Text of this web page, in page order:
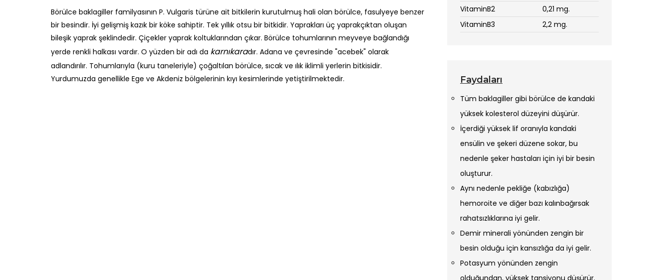
Börülce baklagiller familyasının P. Vulgaris türüne ait bitkilerin kurutulmuş hali olan börülce, fasulyeye benzer
bir besindir. İyi gelişmiş kazık bir köke sahiptir. Tek yıllık otsu bir bitkidir. Yaprakları üç yaprakçıktan oluşan
bileşik yaprak şeklindedir. Çiçekler yaprak koltuklarından çıkar. Börülce tohumlarının meyveye bağlandığı
yerde renkli halkası vardır. O yüzden bir adı da karnıkaradır. Adana ve çevresinde "acebek" olarak
adlandırılır. Tohumlarıyla (kuru taneleriyle) çoğaltılan börülce, sıcak ve ılık iklimli yerlerin bitkisidir.
Yurdumuzda genellikle Ege ve Akdeniz bölgelerinin kıyı kesimlerinde yetiştirilmektedir.
VitaminB2
0,21 mg.
VitaminB3
2,2 mg.
Faydaları
Tüm baklagiller gibi börülce de kandaki
yüksek kolesterol düzeyini düşürür.
İçerdiği yüksek lif oranıyla kandaki
ensülin ve şekeri düzene sokar, bu
nedenle şeker hastaları için iyi bir besin
oluşturur.
Aynı nedenle pekliğe (kabızlığa)
hemoroite ve diğer bazı kalınbağırsak
rahatsızlıklarına iyi gelir.
Demir minerali yönünden zengin bir
besin olduğu için kansızlığa da iyi gelir.
Potasyum yönünden zengin
olduğundan, yüksek tansiyonu düşürür.